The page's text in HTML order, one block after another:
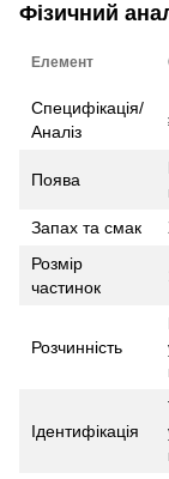
Фізичний
Елемент
Специфікація/
Аналіз
Поява
Запах та смак
Розмір
частинок
Розчинність
Ідентифікація